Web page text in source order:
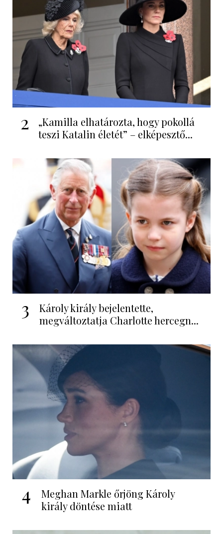
2
„Kamilla elhatározta, hogy pokollá
teszi Katalin életét” – elképesztő...
3
Károly király bejelentette,
megváltoztatja Charlotte hercegn...
4
Meghan Markle őrjöng Károly
király döntése miatt